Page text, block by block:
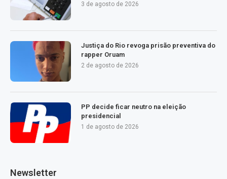
3 de agosto de 2026
Justiça do Rio revoga prisão preventiva do
rapper Oruam
2 de agosto de 2026
PP decide ficar neutro na eleição
presidencial
1 de agosto de 2026
Newsletter